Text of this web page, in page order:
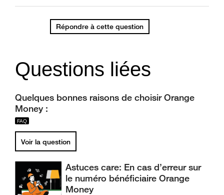
Répondre à cette question
Questions liées
Quelques bonnes raisons de choisir Orange
Money :
Voir la question
Astuces care: En cas d’erreur sur
le numéro bénéficiaire Orange
Money